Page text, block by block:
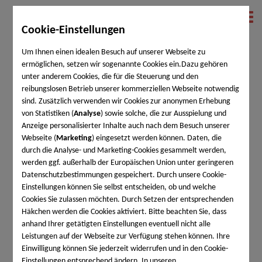
zurück zum Kursfinder
Briefkasten
Du möchtest eine Frage, ein Anliegen oder auch ein
Feedback an die Lehrgangsleitung eines bestimmten
Kurses schicken? Du benötigtest dafür nur die
Lehrgangsnummer, die du z.B. auf deiner
Anmeldebestätigung vom Kurs-Finder findest. Deine
Anfrage / Feedback wird automatisch an die jeweils
Cookie-Einstellungen
Um Ihnen einen idealen Besuch auf unserer Webseite zu
ermöglichen, setzen wir sogenannte Cookies ein.Dazu gehören
unter anderem Cookies, die für die Steuerung und den
reibungslosen Betrieb unserer kommerziellen Webseite notwendig
sind. Zusätzlich verwenden wir Cookies zur anonymen Erhebung
von Statistiken (Analyse) sowie solche, die zur Ausspielung und
Anzeige personalisierter Inhalte auch nach dem Besuch unserer
Webseite (Marketing) eingesetzt werden können. Daten, die
durch die Analyse- und Marketing-Cookies gesammelt werden,
werden ggf. außerhalb der Europäischen Union unter geringeren
Datenschutzbestimmungen gespeichert. Durch unsere Cookie-
Einstellungen können Sie selbst entscheiden, ob und welche
Cookies Sie zulassen möchten. Durch Setzen der entsprechenden
Häkchen werden die Cookies aktiviert. Bitte beachten Sie, dass
anhand Ihrer getätigten Einstellungen eventuell nicht alle
Leistungen auf der Webseite zur Verfügung stehen können. Ihre
Einwilligung können Sie jederzeit widerrufen und in den Cookie-